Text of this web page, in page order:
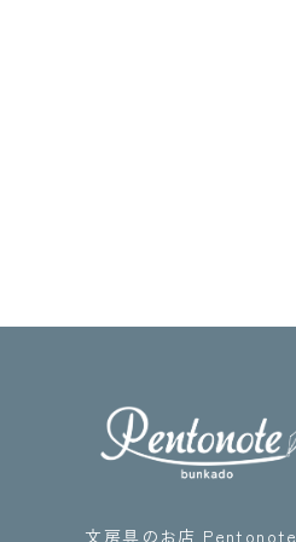
文房具のお店 Pentonote